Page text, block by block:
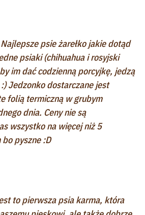
Najlepsze psie żarełko jakie dotąd
psiaki (chihuahua i rosyjski
im dać codzienną porcyjkę, jedzą
Jedzonko dostarczane jest
folią termiczną w grubym
dnia. Ceny nie są
wszystko na więcej niż 5
pyszne :D
to pierwsza psia karma, która